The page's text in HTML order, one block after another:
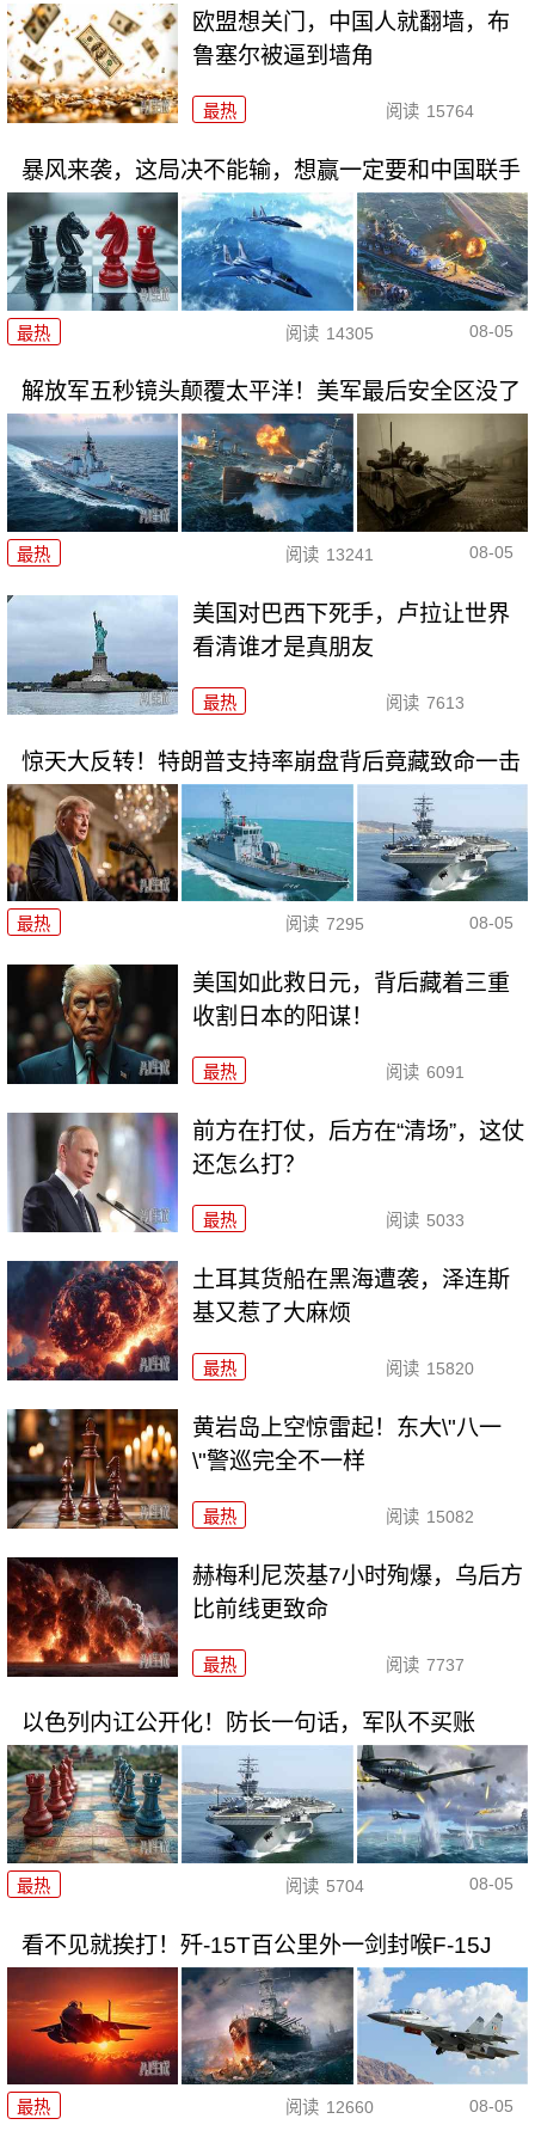
欧盟想关门，中国人就翻墙，布
鲁塞尔被逼到墙角
最热 阅读 15764
暴风来袭，这局决不能输，想赢一定要和中国联手
最热 阅读 14305 08-05
解放军五秒镜头颠覆太平洋！美军最后安全区没了
最热 阅读 13241 08-05
美国对巴西下死手，卢拉让世界
看清谁才是真朋友
最热 阅读 7613
惊天大反转！特朗普支持率崩盘背后竟藏致命一击
最热 阅读 7295 08-05
美国如此救日元，背后藏着三重
收割日本的阳谋！
最热 阅读 6091
前方在打仗，后方在“清场”，这仗
还怎么打？
最热 阅读 5033
土耳其货船在黑海遭袭，泽连斯
基又惹了大麻烦
最热 阅读 15820
黄岩岛上空惊雷起！东大\"八一
\"警巡完全不一样
最热 阅读 15082
赫梅利尼茨基7小时殉爆，乌后方
比前线更致命
最热 阅读 7737
以色列内讧公开化！防长一句话，军队不买账
最热 阅读 5704 08-05
看不见就挨打！歼-15T百公里外一剑封喉F-15J
最热 阅读 12660 08-05